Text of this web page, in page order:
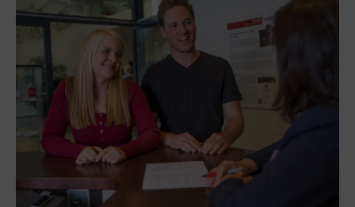
Förderhinweis
Das Land Tirol fördert bis zu maximal 30 %
der Kurskosten. Nähere Informationen finden
Sie unter www.mein-update.at
Terminübersicht